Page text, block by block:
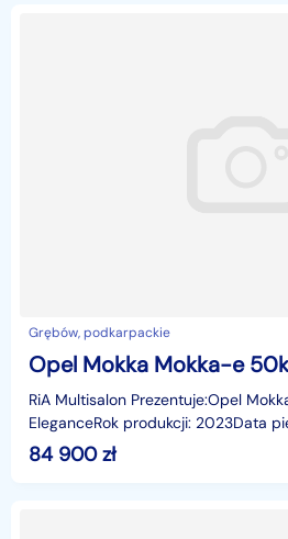
Grębów, podkarpackie
Opel Mokka Mokka-e
RiA Multisalon Prezentuje:Opel
EleganceRok produkcji: 2023Data
2024-05-27Przebieg: 19 822
84 900zł